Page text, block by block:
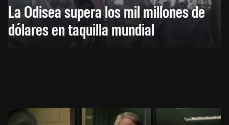
La Odisea supera los mil millones de
dólares en taquilla mundial